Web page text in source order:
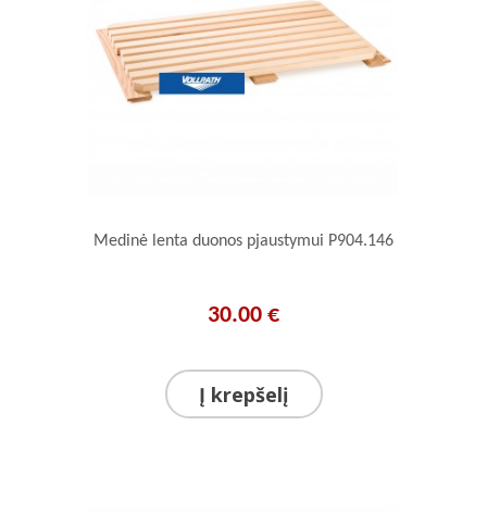
Medinė lenta duonos pjaustymui P904.146
30.00 €
Į krepšelį